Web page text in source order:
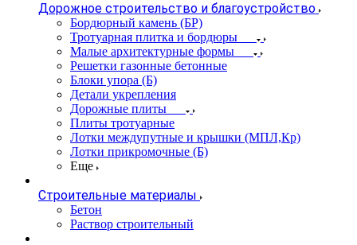
Дорожное строительство и благоустройство
Бордюрный камень (БР)
Тротуарная плитка и бордюры
Малые архитектурные формы
Решетки газонные бетонные
Блоки упора (Б)
Детали укрепления
Дорожные плиты
Плиты тротуарные
Лотки междупутные и крышки (МПЛ,Кр)
Лотки прикромочные (Б)
Еще
Строительные материалы
Бетон
Раствор строительный